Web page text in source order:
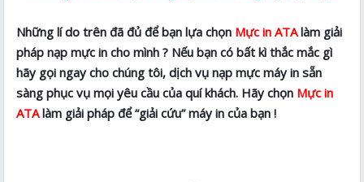
Những lí do trên đã đủ để bạn lựa chọn Mực in ATAlàm giải
pháp nạp mực in cho mình ? Nếu bạn có bất kì thắc mắc gì
hãy gọi ngay cho chúng tôi, dịch vụ nạp mực máy in sẵn
sàng phục vụ mọi yêu cầu của quí khách. Hãy chọn Mực in
ATAlàm giải pháp để “giải cứu” máy in của bạn !